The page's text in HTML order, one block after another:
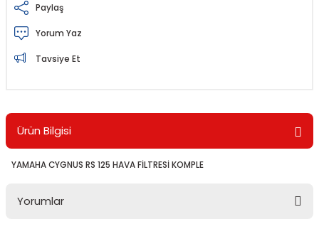
Paylaş
Yorum Yaz
Tavsiye Et
Ürün Bilgisi
YAMAHA CYGNUS RS 125 HAVA FİLTRESİ KOMPLE
Yorumlar